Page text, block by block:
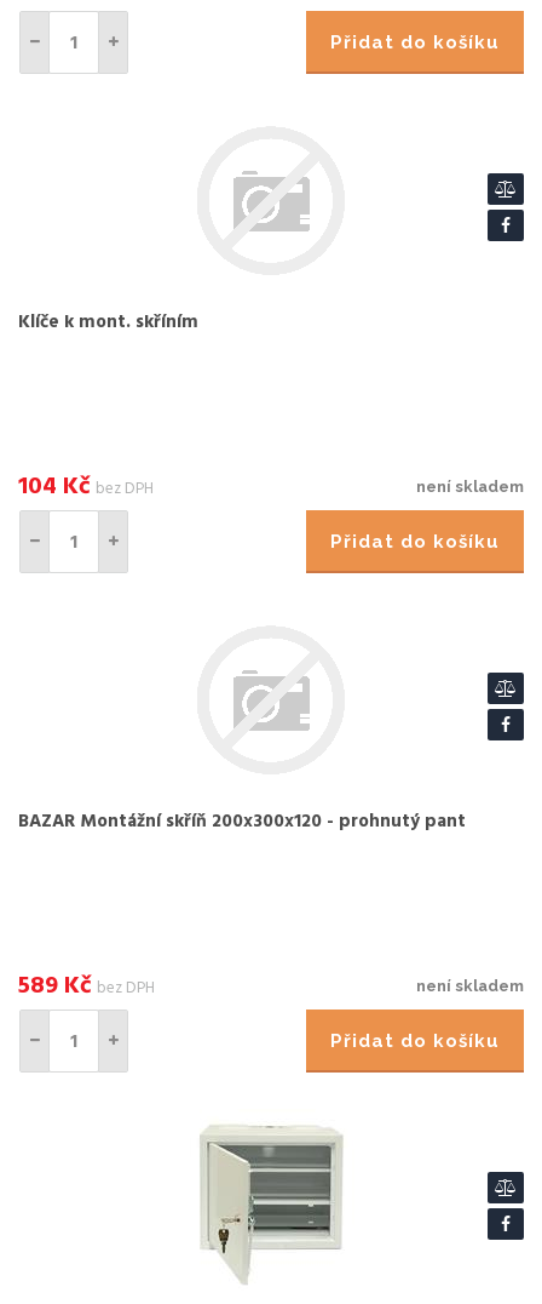
Přidat do košíku
Klíče k mont. skříním
není skladem
104 Kč bez DPH
Přidat do košíku
BAZAR Montážní skříň 200x300x120 - prohnutý pant
není skladem
589Kč bez DPH
Přidat do košíku